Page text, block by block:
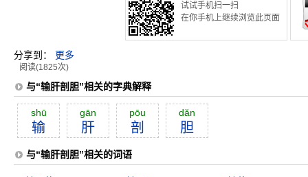
试试手机扫一扫
在你手机上继续浏览此页面
分享到： 更多
阅读(1825次)
与“输肝剖胆”相关的字典解释
shū
输
gān
肝
pōu
剖
dăn
胆
与“输肝剖胆”相关的词语